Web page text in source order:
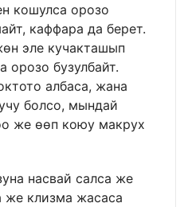
кошулса орозо
каффара да берет.
эле кучакташып
орозо бузулбайт.
албаса, жана
болсо, мындай
же өөп коюу макрух
насвай салса же
же клизма жасаса